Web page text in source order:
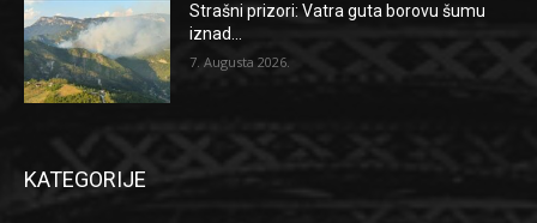
Strašni prizori: Vatra guta borovu šumu
iznad...
7. Augusta 2026.
KATEGORIJE